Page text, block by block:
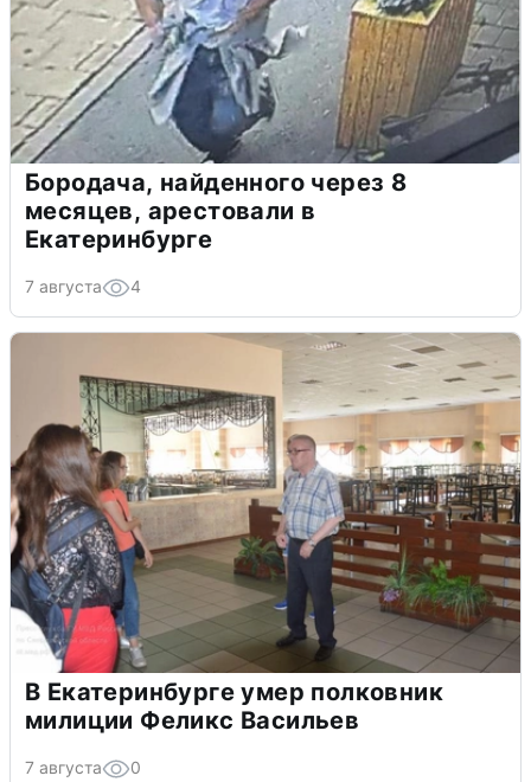
Бородача, найденного через 8
месяцев, арестовали в
Екатеринбурге
7 августа 4
В Екатеринбурге умер полковник
милиции Феликс Васильев
7 августа 0